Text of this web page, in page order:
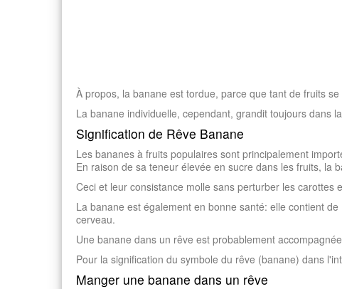
À propos, la banane est tordue, parce que tant de fruits
La banane individuelle, cependant, grandit toujours dans
Signification de Rêve Banane
Les bananes à fruits populaires sont principalement
En raison de sa teneur élevée en sucre dans les fruits, la
Ceci et leur consistance molle sans perturber les
La banane est également en bonne santé: elle contient
cerveau.
Une banane dans un rêve est probablement
Pour la signification du symbole du rêve (banane) dans
Manger une banane dans un rêve